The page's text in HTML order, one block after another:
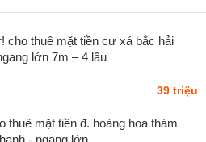
cho thuê mặt tiền cư xá bắc hải
lớn 7m – 4 lầu
39 triệu
thuê mặt tiền đ. hoàng hoa thám
- ngang lớn